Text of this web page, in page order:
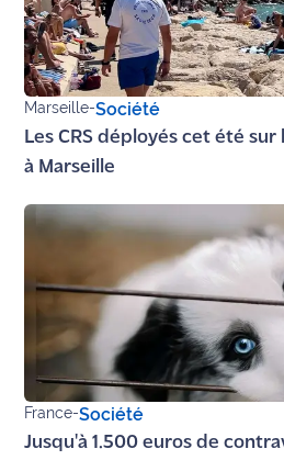
Marseille-Société
Les CRS déployés cet été
à Marseille
France-Société
Jusqu'à 1.500 euros de